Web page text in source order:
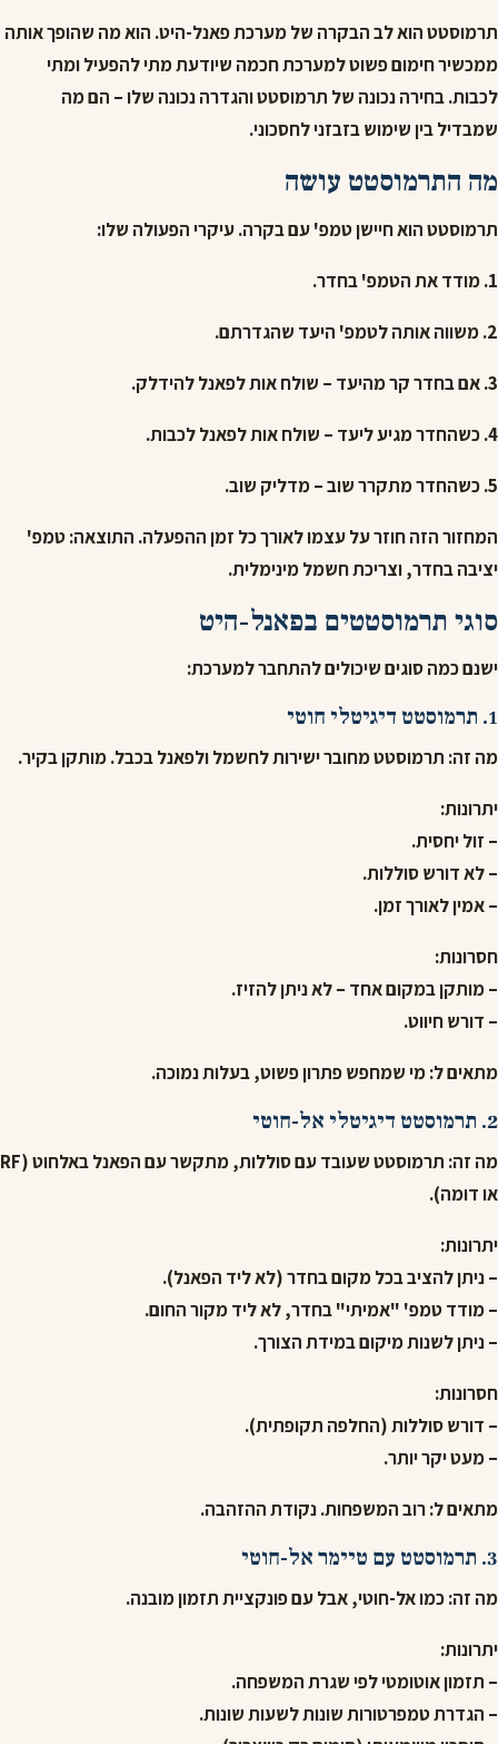
תרמוסטט הוא לב הבקרה של מערכת פאנל-היט. הוא מה שהופך אותה
ממכשיר חימום פשוט למערכת חכמה שיודעת מתי להפעיל ומתי
לכבות. בחירה נכונה של תרמוסטט והגדרה נכונה שלו – הם מה
שמבדיל בין שימוש בזבזני לחסכוני.
מה התרמוסטט עושה
תרמוסטט הוא חיישן טמפ' עם בקרה. עיקרי הפעולה שלו:
1. מודד את הטמפ' בחדר.
2. משווה אותה לטמפ' היעד שהגדרתם.
3. אם בחדר קר מהיעד – שולח אות לפאנל להידלק.
4. כשהחדר מגיע ליעד – שולח אות לפאנל לכבות.
5. כשהחדר מתקרר שוב – מדליק שוב.
המחזור הזה חוזר על עצמו לאורך כל זמן ההפעלה. התוצאה: טמפ'
יציבה בחדר, וצריכת חשמל מינימלית.
סוגי תרמוסטטים בפאנל-היט
ישנם כמה סוגים שיכולים להתחבר למערכת:
1. תרמוסטט דיגיטלי חוטי
מה זה: תרמוסטט מחובר ישירות לחשמל ולפאנל בכבל. מותקן בקיר.
יתרונות:
– זול יחסית.
– לא דורש סוללות.
– אמין לאורך זמן.
חסרונות:
– מותקן במקום אחד – לא ניתן להזיז.
– דורש חיווט.
מתאים ל:מי שמחפש פתרון פשוט, בעלות נמוכה.
2. תרמוסטט דיגיטלי אל-חוטי
מה זה:
תרמוסטט שעובד עם סוללות, מתקשר עם הפאנל באלחוט (RF
או דומה).
יתרונות:
– ניתן להציב בכל מקום בחדר (לא ליד הפאנל).
– מודד טמפ' "אמיתי" בחדר, לא ליד מקור החום.
– ניתן לשנות מיקום במידת הצורך.
חסרונות:
– דורש סוללות (החלפה תקופתית).
– מעט יקר יותר.
מתאים ל:רוב המשפחות. נקודת ההזהבה.
3. תרמוסטט עם טיימר אל-חוטי
מה זה:כמו אל-חוטי, אבל עם פונקציית תזמון מובנה.
יתרונות:
– תזמון אוטומטי לפי שגרת המשפחה.
– הגדרת טמפרטורות שונות לשעות שונות.